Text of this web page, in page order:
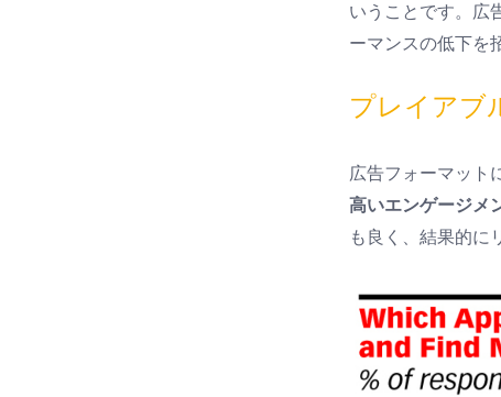
いうことです。広
ーマンスの低下を
プレイアブ
広告フォーマット
高いエンゲージメ
も良く、結果的に